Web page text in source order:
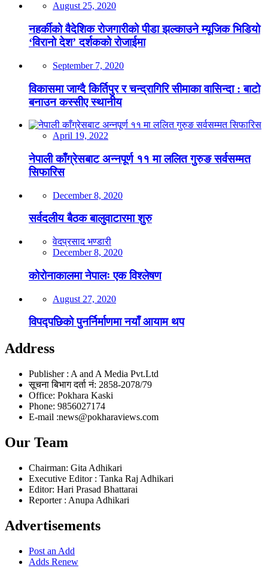
August 25, 2020
नहर्कीको वैदेशिक रोजगारीको पीडा झल्काउने म्यूजिक भिडियो
‘विरानो देश’ दर्शकको रोजाईमा
September 7, 2020
विकासमा जाग्दै किर्तिपुर र चन्द्रागिरि सीमाका वासिन्दा : बाटो
बनाउन कस्सीए स्थानीय
April 19, 2022
नेपाली काँग्रेसबाट अन्नपूर्ण ११ मा ललित गुरुङ सर्वसम्मत
सिफारिस
December 8, 2020
सर्वदलीय बैठक बालुवाटारमा शुरु
वेदप्रसाद भण्डारी
December 8, 2020
कोरोनाकालमा नेपालः एक विश्लेषण
August 27, 2020
विपद्पछिको पुनर्निर्माणमा नयाँ आयाम थप
Address
Publisher : A and A Media Pvt.Ltd
सूचना बिभाग दर्ता नं: 2858-2078/79
Office: Pokhara Kaski
Phone: 9856027174
E-mail :news@pokharaviews.com
Our Team
Chairman: Gita Adhikari
Executive Editor : Tanka Raj Adhikari
Editor: Hari Prasad Bhattarai
Reporter : Anupa Adhikari
Advertisements
Post an Add
Adds Renew